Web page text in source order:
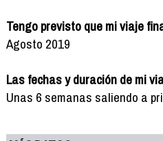
Tengo previsto que mi viaje
Agosto 2019
Las fechas y duración de mi
Unas 6 semanas saliendo a